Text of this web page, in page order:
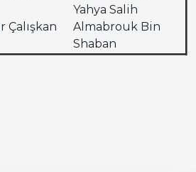
Çalışkan
Yahya Salih
Almabrouk Bin
Shaban